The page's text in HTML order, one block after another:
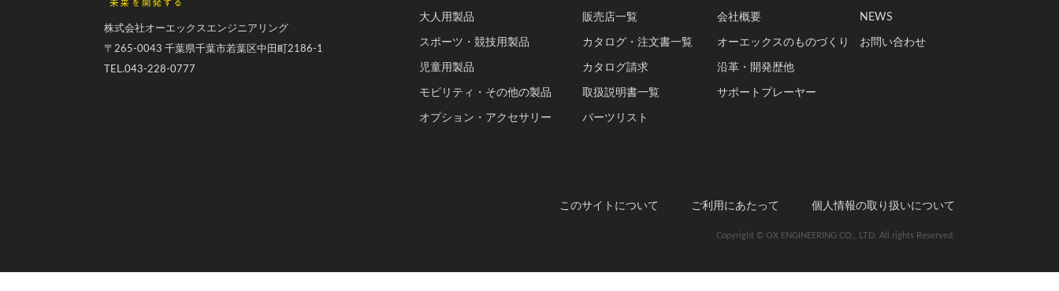
大人用製品
スポーツ・競技用製品
児童用製品
モビリティ・その他の製品
オプション・アクセサリー
販売店一覧
カタログ・注文書一覧
カタログ請求
取扱説明書一覧
パーツリスト
会社概要
オーエックスのものづくり
沿革・開発歴他
サポートプレーヤー
NEWS
お問い合わせ
このサイトについて ご利用にあたって 個人情報の取り扱いについて
株式会社オーエックスエンジニアリング
〒265-0043 千葉県千葉市若葉区中田町2186-1
TEL.043-228-0777
Copyright © OX ENGINEERING CO., LTD. All rights Reserved.